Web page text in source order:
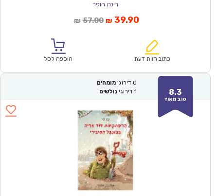
רינת הופר
₪ 57.00המחיר
₪57.00.
₪ 39.90המחיר
הוא:
כתוב חוות דעת הוספה לסל
8.3
טוב מאוד
0 דירוגי מומחים
1 דירוגי גולשים